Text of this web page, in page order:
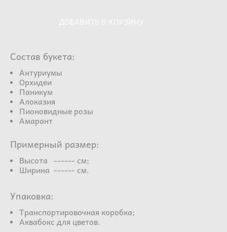
Состав букета:
Антуриумы
Орхидеи
Паникум
Алоказия
Пионовидные розы
Амарант
Примерный размер:
Высота ------ см;
Ширина ------ см.
Упаковка:
Транспортировочная коробка;
Аквабокс для цветов.